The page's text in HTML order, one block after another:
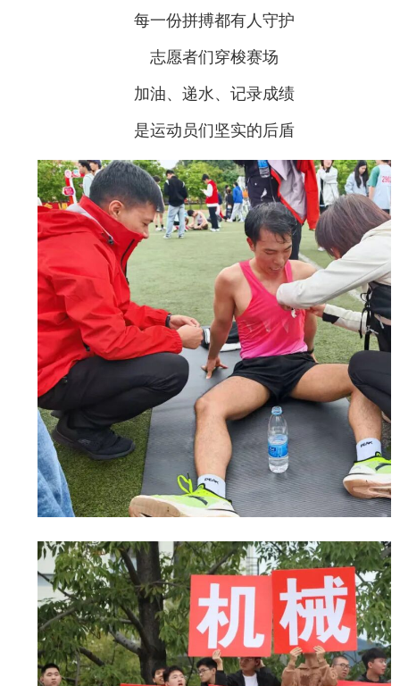
每一份拼搏都有人守护
志愿者们穿梭赛场
加油、递水、记录成绩
是运动员们坚实的后盾